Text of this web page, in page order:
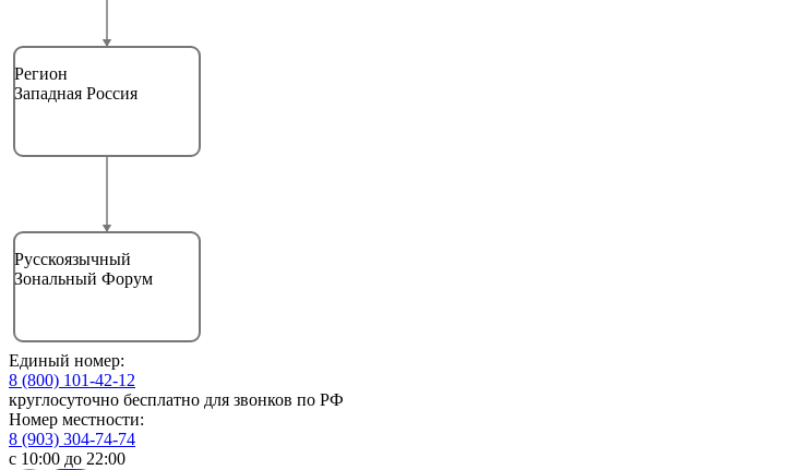
Регион
Западная Россия
Русскоязычный
Зональный Форум
Единый номер:
8 (800) 101-42-12
круглосуточно бесплатно для звонков по РФ
Номер местности:
8 (903) 304-74-74
с 10:00 до 22:00